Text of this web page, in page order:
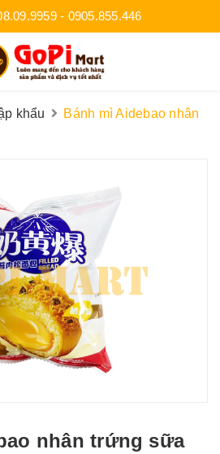
- 0905.855.446
khẩu
Bánh mì Aidebao nhân
nhân trứng sữa